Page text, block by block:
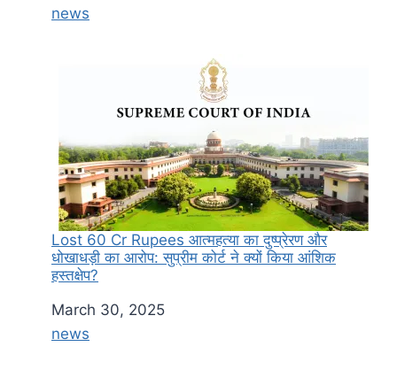
In relation to
news
Lost 60 Cr Rupees आत्महत्या का दुष्प्रेरण और
धोखाधड़ी का आरोप: सुप्रीम कोर्ट ने क्यों किया आंशिक
हस्तक्षेप?
Date
March 30, 2025
In relation to
news